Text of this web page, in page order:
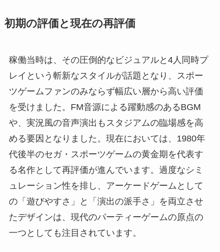
初期の評価と現在の再評価
稼働当時は、その圧倒的なビジュアルと4人同時プ
レイという斬新なスタイルが話題となり、スポー
ツゲームファンのみならず幅広い層から高い評価
を受けました。FM音源による躍動感のあるBGM
や、実況風の音声演出もスタジアムの臨場感を高
める要因となりました。現在においては、1980年
代後半のセガ・スポーツゲームの黄金期を代表す
る名作として再評価が進んでいます。過度なシミ
ュレーション性を排し、アーケードゲームとして
の「遊びやすさ」と「演出の派手さ」を両立させ
たデザインは、現代のパーティーゲームの原点の
一つとしても注目されています。